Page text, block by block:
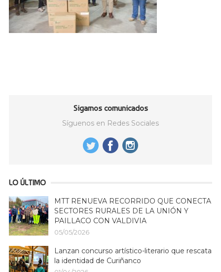
Sigamos comunicados
Síguenos en Redes Sociales
LO ÚLTIMO
MTT RENUEVA RECORRIDO QUE CONECTA
SECTORES RURALES DE LA UNIÓN Y
PAILLACO CON VALDIVIA
05/05/2026
Lanzan concurso artístico-literario que rescata
la identidad de Curiñanco